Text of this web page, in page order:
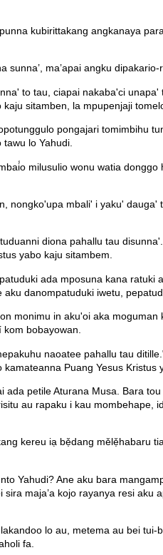
kubirittakang angkanaya
ma’apai angku
to tau, ciapai nakaba'ci
sitamben, la mpupenjaji
pongajari tomimbihu
lo Yahudi.
milusulio wonu watia
nongko'upa mbali' i yaku'
diona pahallu tau
yabo kaju sitambem.
ada mposuna kana
danompatuduki iwetu,
monimu in aku'oi aka
kom bobayowan.
naoatee pahallu tau
Puang Yesus Kristus
petile Aturana Musa. Bara
au rapaku i kau
kereu iạ bẹ̌dang
Yahudi? Ane aku bara
maja’a kojo rayanya resi
lo au, metema au bei
fa.